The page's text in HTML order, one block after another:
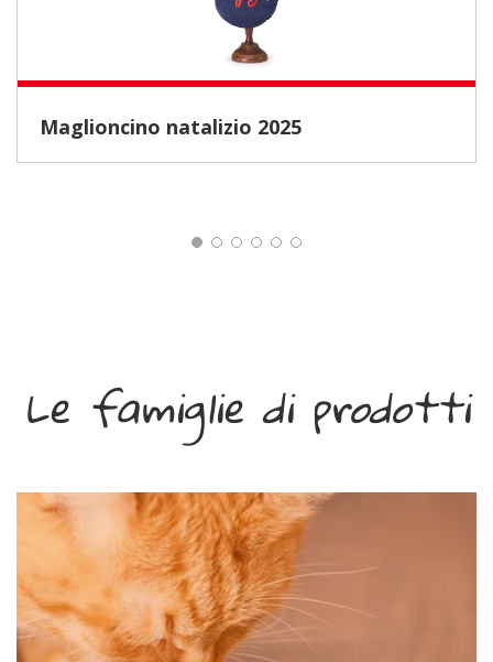
Maglioncino natalizio 2025
Le famiglie di prodotti